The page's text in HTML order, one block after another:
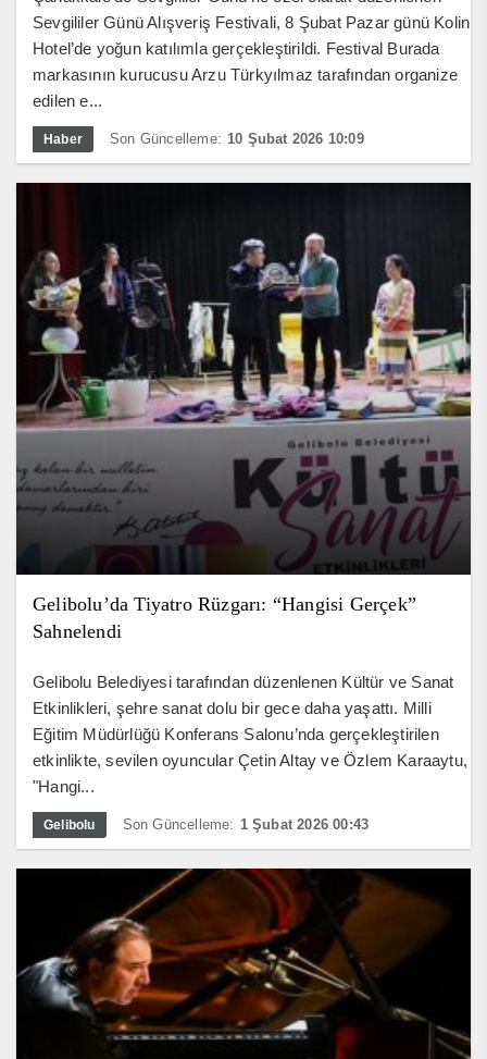
Sevgililer Günü Alışveriş Festivali, 8 Şubat Pazar günü Kolin
Hotel’de yoğun katılımla gerçekleştirildi. Festival Burada
markasının kurucusu Arzu Türkyılmaz tarafından organize
edilen e...
Haber Son Güncelleme: 10 Şubat 2026 10:09
Gelibolu’da Tiyatro Rüzgarı: “Hangisi Gerçek”
Sahnelendi
Gelibolu Belediyesi tarafından düzenlenen Kültür ve Sanat
Etkinlikleri, şehre sanat dolu bir gece daha yaşattı. Milli
Eğitim Müdürlüğü Konferans Salonu’nda gerçekleştirilen
etkinlikte, sevilen oyuncular Çetin Altay ve Özlem Karaaytu,
"Hangi...
Gelibolu Son Güncelleme: 1 Şubat 2026 00:43